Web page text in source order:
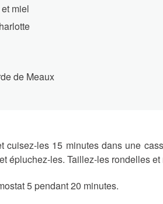
miel
de Meaux
cuisez-les 15 minutes dans une
épluchez-les. Taillez-les rondelles
5 pendant 20 minutes.